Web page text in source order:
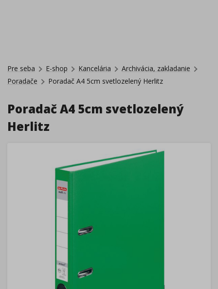
Pre seba E-shop Kancelária
Archivácia, zakladanie
Poradače
Poradač A4 5cm svetlozelený Herlitz
Poradač A4 5cm svetlozelený
Herlitz